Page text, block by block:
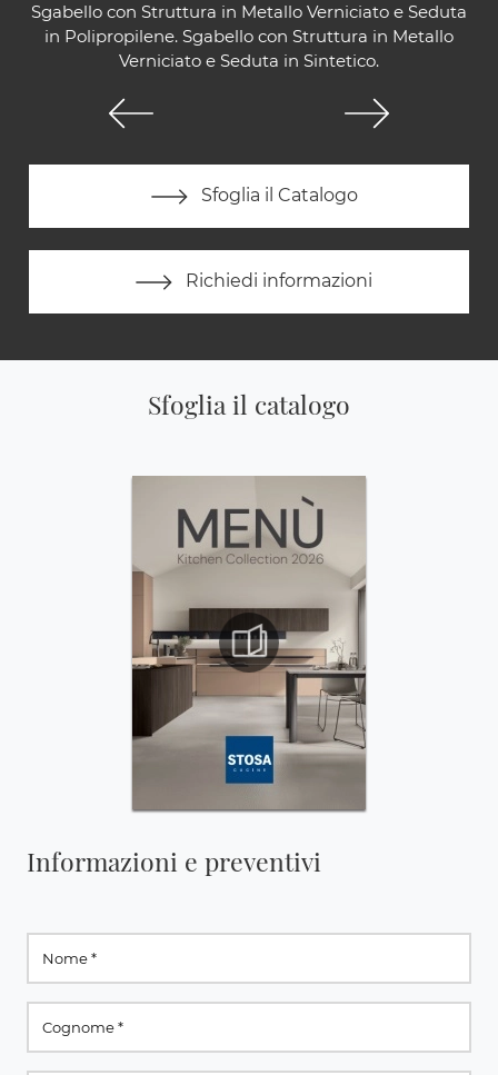
Sgabello con Struttura in Metallo Verniciato e Seduta
in Polipropilene. Sgabello con Struttura in Metallo
Verniciato e Seduta in Sintetico.
Sfoglia il Catalogo
Richiedi informazioni
Sfoglia il catalogo
Informazioni e preventivi